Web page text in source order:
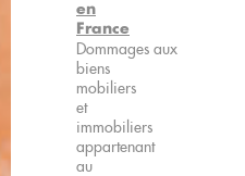
en
France
Dommages aux
biens
mobiliers
et
immobiliers
appartenant
au